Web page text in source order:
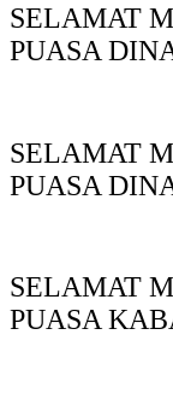
SELAMAT
PUASA
SELAMAT
PUASA
SELAMAT
PUASA